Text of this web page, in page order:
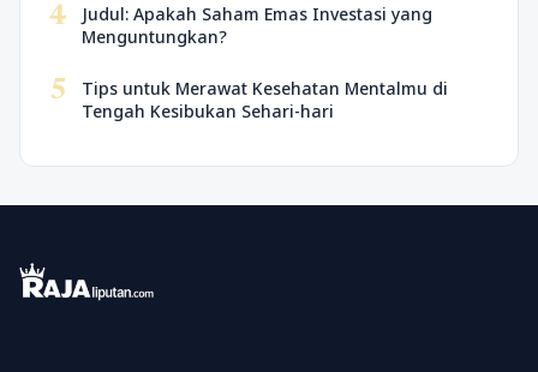
4
Judul: Apakah Saham Emas Investasi yang
Menguntungkan?
5
Tips untuk Merawat Kesehatan Mentalmu di
Tengah Kesibukan Sehari-hari